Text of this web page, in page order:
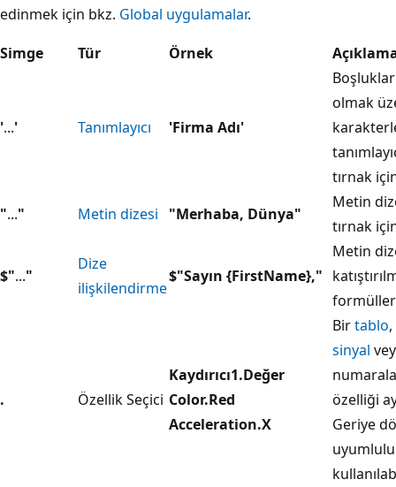
edinmek için bkz. Global uygulamalar.
Simge
Tür Örnek
'...' Tanımlayıcı 'Firma Adı'
olmak
tırnak
"..." Metin dizesi "Merhaba, Dünya"
Metin
tırnak
$"..."
Dize
ilişkilendirme
$"Sayın {FirstName},"
Metin
formüller
. Özellik Seçici
Kaydırıcı1.Değer
Color.Red
Acceleration.X
Birtablo
sinyal
özelliği
Geriye